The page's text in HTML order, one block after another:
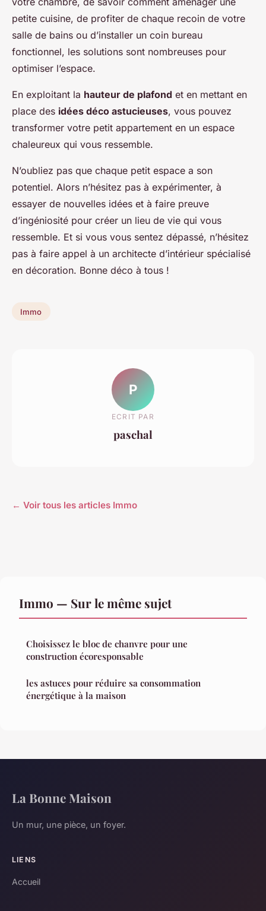
petite cuisine, de profiter de chaque recoin de votre
salle de bains ou d’installer un coin bureau
fonctionnel, les solutions sont nombreuses pour
optimiser l’espace.
En exploitant la hauteur de plafond et en mettant en
place des idées déco astucieuses, vous pouvez
transformer votre petit appartement en un espace
chaleureux qui vous ressemble.
N’oubliez pas que chaque petit espace a son
potentiel. Alors n’hésitez pas à expérimenter, à
essayer de nouvelles idées et à faire preuve
d’ingéniosité pour créer un lieu de vie qui vous
ressemble. Et si vous vous sentez dépassé, n’hésitez
pas à faire appel à un architecte d’intérieur spécialisé
en décoration. Bonne déco à tous !
Immo
P
ECRIT PAR
paschal
← Voir tous les articles Immo
Immo — Sur le même sujet
Choisissez le bloc de chanvre pour une
construction écoresponsable
les astuces pour réduire sa consommation
énergétique à la maison
La Bonne Maison
Un mur, une pièce, un foyer.
LIENS
Accueil